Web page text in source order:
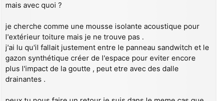
mais avec quoi ?
je cherche comme une mousse isolante acoustique pour
l'extérieur toiture mais je ne trouve pas .
j'ai lu qu'il fallait justement entre le panneau sandwitch et le
gazon synthétique créer de l'espace pour eviter encore
plus l'impact de la goutte , peut etre avec des dalle
drainantes .